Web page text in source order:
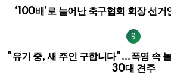
‘100배’로 늘어난 축구협회 회장 선
"유기 중, 새 주인 구합니다"…폭염 속
30대 견주